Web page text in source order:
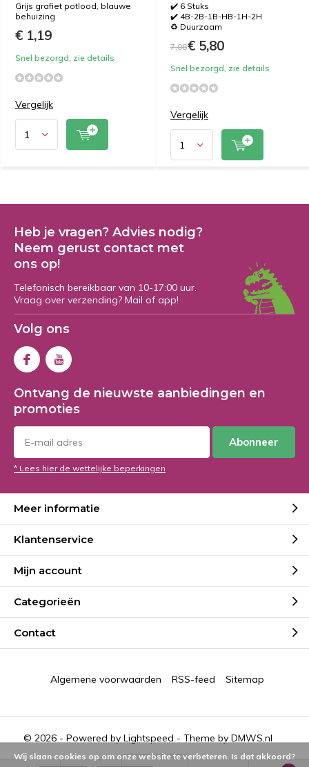
Grijs grafiet potlood, blauwe
behuizing
€ 1,19
Snel bezorgd, zie details
Vergelijk
✔️ 6 Stuks
✔️ 4B-2B-1B-HB-1H-2H
♻️ Duurzaam
7,08€ 5,80
Snel bezorgd, zie details
Vergelijk
Heb je vragen? Advies nodig?
Neem gerust contact met
ons op!
Telefonisch bereikbaar van 10-17:00 uur.
Vraag over verzending? Mail of app!
Volg ons
Ontvang de nieuwste aanbiedingen en
promoties
Abonneer
* Lees hier de wettelijke beperkingen
Meer informatie
Klantenservice
Mijn account
Categorieën
Contact
© 2026 - Powered by Lightspeed - Theme by DMWS.nl
Algemene voorwaarden RSS-feed Sitemap
Wij slaan cookies op om onze website te verbeteren. Is dat akkoord?